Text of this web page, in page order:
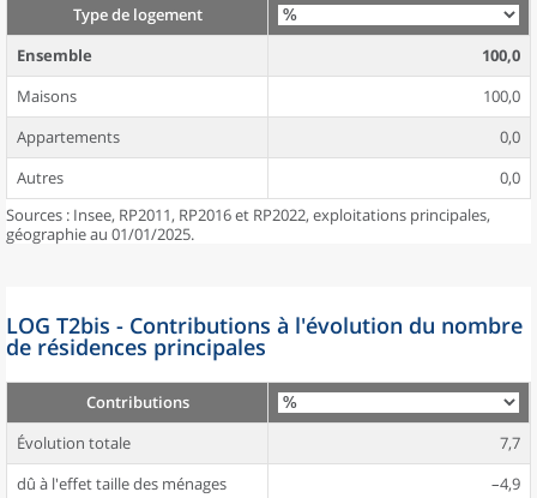
Type de logement
Ensemble
100,0
Maisons
100,0
Appartements
0,0
Autres
0,0
Sources : Insee, RP2011, RP2016 et RP2022, exploitations principales,
géographie au 01/01/2025.
LOG T2bis - Contributions à l'évolution du nombre
de résidences principales
Contributions
Évolution totale
7,7
dû à l'effet taille des ménages
–4,9